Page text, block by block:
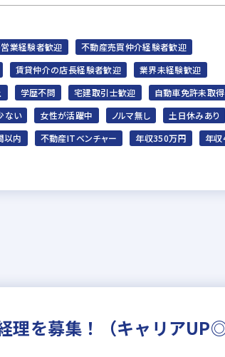
業経験者歓迎
不動産売買仲介経験者歓迎
賃貸仲介の店長経験者歓迎
業界未経験歓迎
学歴不問 宅建取引士歓迎
自動車免許未取
ない 女性が活躍中 ノルマ無し
土日休みあり
以内 不動産ITベンチャー 年収350万円
年
理を募集！（キャリア